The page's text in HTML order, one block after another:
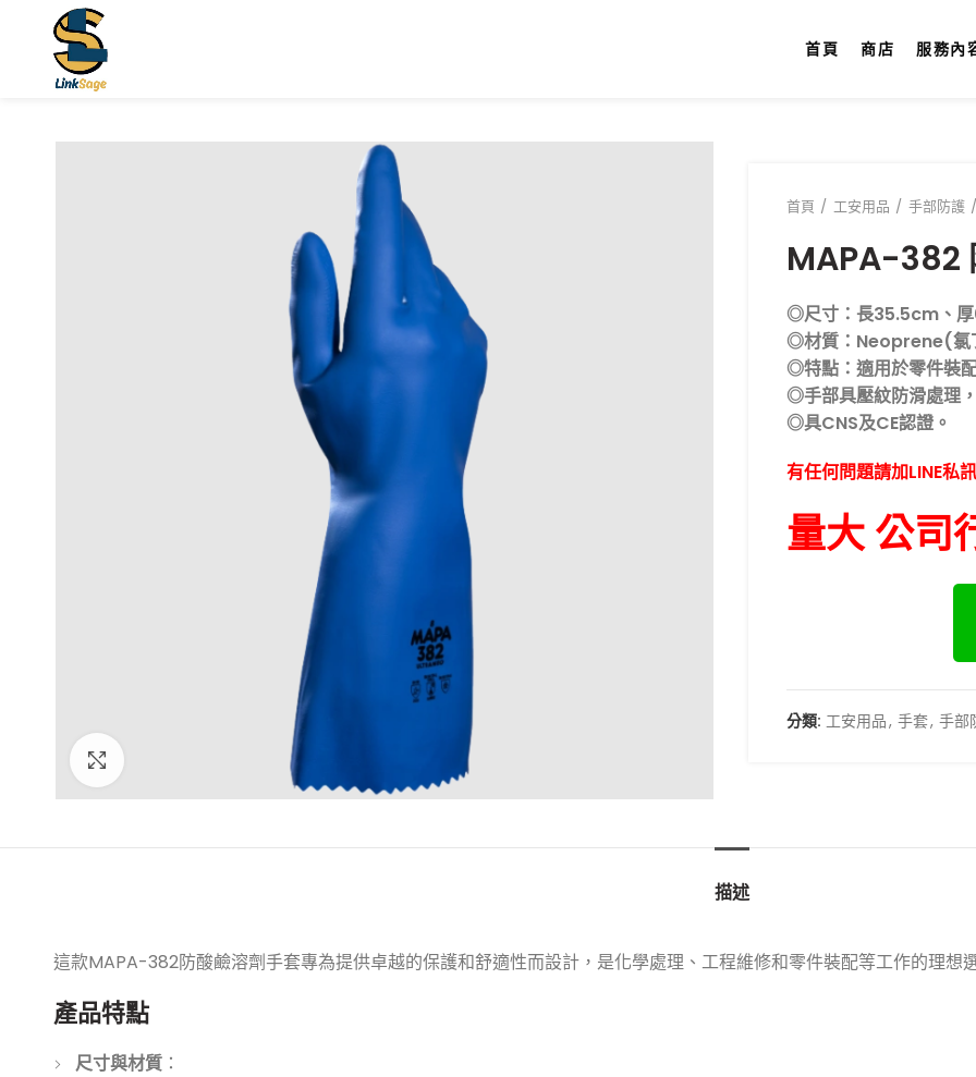
首頁 商店 服務內
點擊放大
首頁 工安用品 手部防護
MAPA-382
◎尺寸：長35.5cm、
◎材質：Neoprene(氯
◎特點：適用於零件裝
◎手部具壓紋防滑處理
◎具CNS及CE認證。
有任何問題請加LINE私
量大 公司
分類: 工安用品, 手套, 手部
描述
這款MAPA-382防酸鹼溶劑手套專為提供卓越的保護和舒適性而設計，是化學處理、工程維修和零件裝配等工作的理想
產品特點
尺寸與材質：